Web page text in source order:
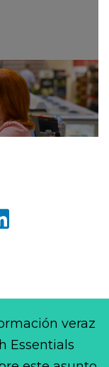
veraz
Essentials